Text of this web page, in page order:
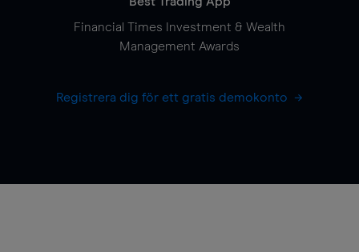
Financial Times Investment & Wealth
Management Awards
Registrera dig för ett gratis demokonto